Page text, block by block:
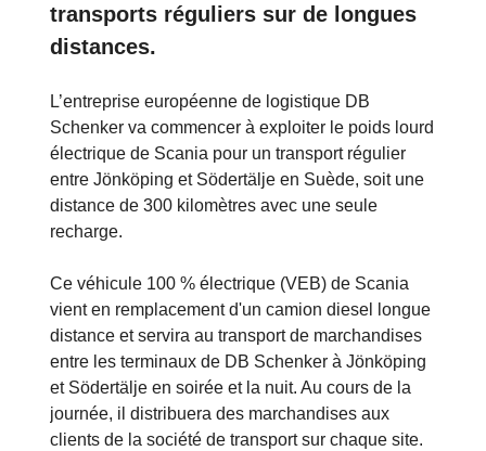
transports réguliers sur de longues
distances.
L’entreprise européenne de logistique DB
Schenker va commencer à exploiter le poids lourd
électrique de Scania pour un transport régulier
entre Jönköping et Södertälje en Suède, soit une
distance de 300 kilomètres avec une seule
recharge.
Ce véhicule 100 % électrique (VEB) de Scania
vient en remplacement d'un camion diesel longue
distance et servira au transport de marchandises
entre les terminaux de DB Schenker à Jönköping
et Södertälje en soirée et la nuit. Au cours de la
journée, il distribuera des marchandises aux
clients de la société de transport sur chaque site.